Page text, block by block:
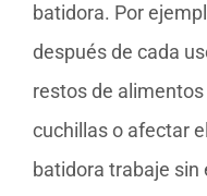
batidora. Por
después de cada
restos de
cuchillas o afectar
batidora trabaje sin